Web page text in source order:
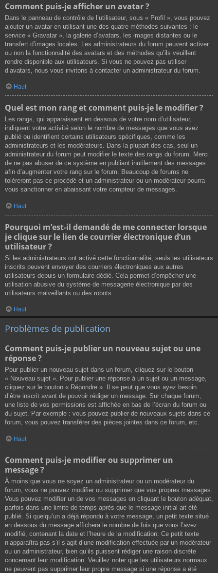
Comment puis-je afficher un avatar ?
Dans le panneau de contrôle de l’utilisateur, sous « Profil », vous pouvez
ajouter un avatar en utilisant une des quatre méthodes suivantes : le
service « Gravatar », la galerie d’avatars, les images distantes ou le
transfert d’images locales. Les administrateurs du forum peuvent activer
ou non la fonctionnalité des avatars et des méthodes qu’ils veuillent
rendre disponible aux utilisateurs. Si vous ne pouvez pas utiliser
d’avatars, nous vous invitons à contacter un administrateur du forum.
Haut
Quel est mon rang et comment puis-je le modifier ?
Les rangs, qui apparaissent en dessous de votre nom d’utilisateur,
indiquent votre activité selon le nombre de messages que vous avez
publié ou identifient certains utilisateurs spécifiques, comme les
administrateurs et les modérateurs. Dans la plupart des cas, seul un
administrateur du forum peut modifier le texte des rangs du forum. Merci
de ne pas abuser de ce système en publiant inutilement des messages
afin d’augmenter votre rang sur le forum. Beaucoup de forums ne
toléreront pas ce procédé et un administrateur ou un modérateur pourra
vous sanctionner en abaissant votre compteur de messages.
Haut
Pourquoi m’est-il demandé de me connecter lorsque
je clique sur le lien de courrier électronique d’un
utilisateur ?
Si les administrateurs ont activé cette fonctionnalité, seuls les utilisateurs
inscrits peuvent envoyer des courriers électroniques aux autres
utilisateurs depuis un formulaire dédié. Cela permet d’empêcher une
utilisation abusive du système de messagerie électronique par des
utilisateurs malveillants ou des robots.
Haut
Problèmes de publication
Comment puis-je publier un nouveau sujet ou une
réponse ?
Pour publier un nouveau sujet dans un forum, cliquez sur le bouton
« Nouveau sujet ». Pour publier une réponse à un sujet ou un message,
cliquez sur le bouton « Répondre ». Il se peut que vous ayez besoin
d’être inscrit avant de pouvoir rédiger un message. Sur chaque forum,
une liste de vos permissions est affichée en bas de l’écran du forum ou
du sujet. Par exemple : vous pouvez publier de nouveaux sujets dans ce
forum, vous pouvez transférer des pièces jointes dans ce forum, etc.
Haut
Comment puis-je modifier ou supprimer un
message ?
À moins que vous ne soyez un administrateur ou un modérateur du
forum, vous ne pouvez modifier ou supprimer que vos propres messages.
Vous pouvez modifier un de vos messages en cliquant le bouton adéquat,
parfois dans une limite de temps après que le message initial ait été
publié. Si quelqu’un a déjà répondu à votre message, un petit texte situé
en dessous du message affichera le nombre de fois que vous l’avez
modifié, contenant la date et l’heure de la modification. Ce petit texte
n’apparaîtra pas s’il s’agit d’une modification effectuée par un modérateur
ou un administrateur, bien qu’ils puissent rédiger une raison discrète
concernant leur modification. Veuillez noter que les utilisateurs normaux
ne peuvent pas supprimer leur propre message si une réponse a été